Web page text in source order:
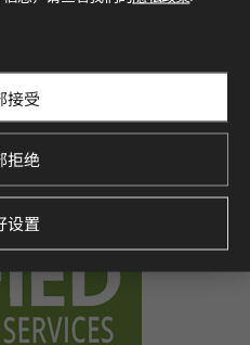
this certification demonstra
impact throughout its life
接受
拒绝
设置